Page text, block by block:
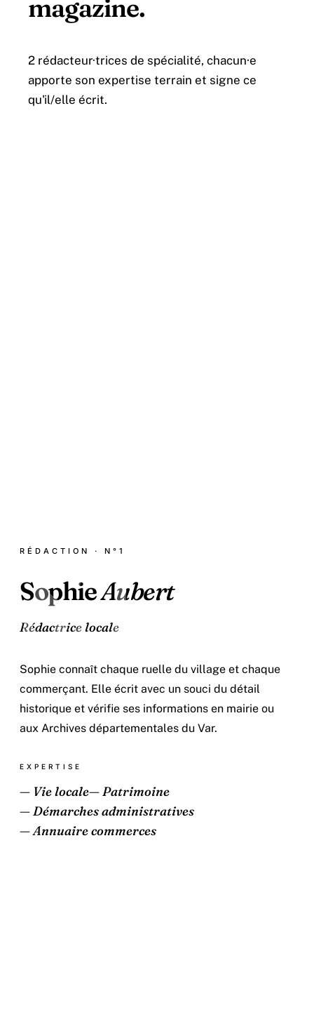
magazine.
2 rédacteur·trices de spécialité, chacun·e
apporte son expertise terrain et signe ce
qu'il/elle écrit.
SA
RÉDACTION · N°1
SophieAubert
Rédactrice locale
Sophie connaît chaque ruelle du village et chaque
commerçant. Elle écrit avec un souci du détail
historique et vérifie ses informations en mairie ou
aux Archives départementales du Var.
EXPERTISE
— Vie locale— Patrimoine
— Démarches administratives
— Annuaire commerces